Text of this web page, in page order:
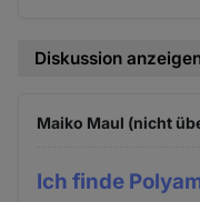
Diskussion
Maiko Maul (nicht
Ich finde